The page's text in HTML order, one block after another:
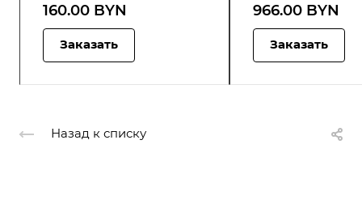
160.00 BYN
Заказать
966.00 BYN
Заказать
Назад к списку